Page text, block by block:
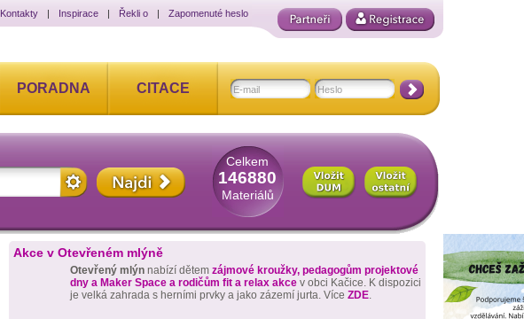
Kontakty | Inspirace | Řekli o | Zapomenuté heslo
PORADNA CITACE
Celkem
146880
Materiálů
Akce v Otevřeném mlýně
Otevřený mlýn nabízí dětem zájmové kroužky, pedagogům projektové
dny a Maker Space a rodičům fit a relax akce v obci Kačice. K dispozici
je velká zahrada s herními prvky a jako zázemí jurta. Více ZDE.